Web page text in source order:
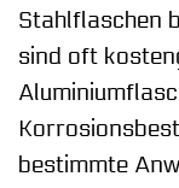
Stahlflaschen
sind oft
bestimmte